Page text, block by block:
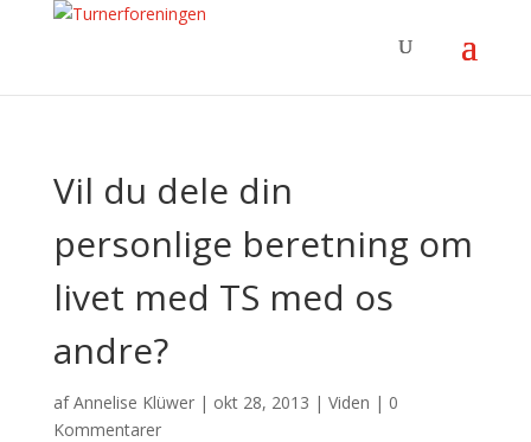
Vil du dele din
personlige beretning om
livet med TS med os
andre?
afAnnelise Klüwer| okt 28, 2013 | Viden | 0
Kommentarer